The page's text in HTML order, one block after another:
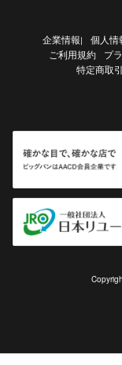
企業情報| 個人情
ご利用規約 プ
特定商取